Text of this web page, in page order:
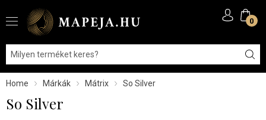
0
Home Márkák Mátrix So Silver
So Silver